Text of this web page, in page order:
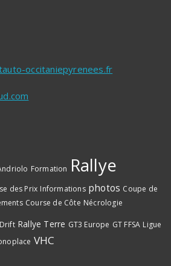
occitaniepyrenees.fr
Formation Rallye
des Prix Informations photos Coupe de
Course de Côte Nécrologie
Drift Rallye Terre GT3 Europe GT FFSA Ligue
VHC